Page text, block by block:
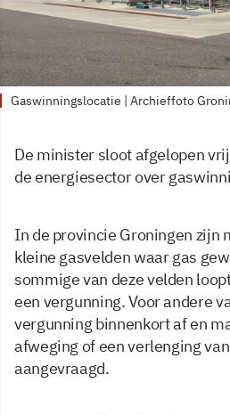
Gaswinningslocatie | Archieffoto
De minister sloot afgelopen
de energiesector over
In de provincie Groningen zijn
kleine gasvelden waar gas
sommige van deze velden
een vergunning. Voor andere
vergunning binnenkort af en
afweging of een verlenging
aangevraagd.